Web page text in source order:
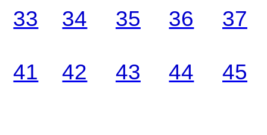
33 34 35 36 37
41 42 43 44 45